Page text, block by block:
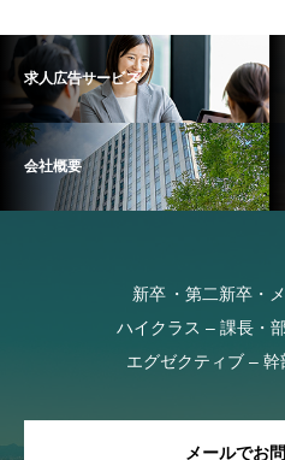
求人広告サービス
会社概要
新卒
第二新卒・
ハイクラス – 課長・
エグゼクティブ –
メールでお